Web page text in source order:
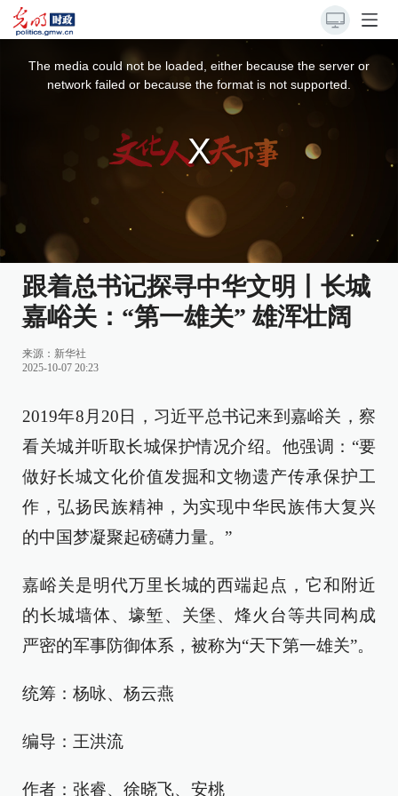
The media could not be loaded, either because the server or
network failed or because the format is not supported.
跟着总书记探寻中华文明丨长城
嘉峪关：“第一雄关” 雄浑壮阔
来源： 新华社
2025-10-07 20:23
2019年8月20日，习近平总书记来到嘉峪关，察
看关城并听取长城保护情况介绍。他强调：“要
做好长城文化价值发掘和文物遗产传承保护工
作，弘扬民族精神，为实现中华民族伟大复兴
的中国梦凝聚起磅礴力量。”
嘉峪关是明代万里长城的西端起点，它和附近
的长城墙体、壕堑、关堡、烽火台等共同构成
严密的军事防御体系，被称为“天下第一雄关”。
统筹：杨咏、杨云燕
编导：王洪流
作者：张睿、徐晓飞、安桃